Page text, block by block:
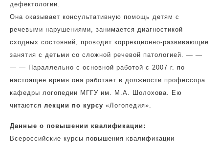
дефектологии.
Она оказывает консультативную помощь детям с
речевыми нарушениями, занимается диагностикой
сходных состояний, проводит коррекционно-развивающие
занятия с детьми со сложной речевой патологией. — —
— — Параллельно с основной работой с 2007 г. по
настоящее время она работает в должности профессора
кафедры логопедии МГГУ им. М.А. Шолохова. Ею
читаются лекции по курсу «Логопедия».
Данные о повышении квалификации:
Всероссийские курсы повышения квалификации